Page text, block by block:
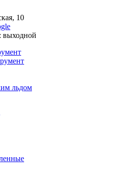
10
выходной
льдом